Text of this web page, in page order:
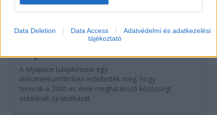
Data Deletion Data Access
Adatvédelmi és adatkezelési
tájékoztató
A megfelelő pillanatra várhatnak a
Myspace visszahozatalával a
tulajdonosok
A Myspace tulajdonosai egy
dokumentumfilmben erősítették meg, hogy
tervezik a 2000-es évek meghatározó közösségi
oldalának újraindítását.